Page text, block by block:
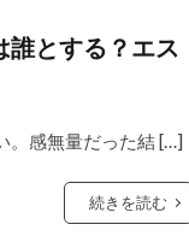
とする？エス
。感無量だった結 […]
続きを読む